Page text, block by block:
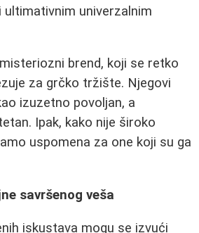
univerzalnim
brend, koji se retko
za grčko tržište. Njegovi
izuzetno povoljan, a
Ipak, kako nije široko
uspomena za one koji su ga
savršenog veša
iskustava mogu se izvući